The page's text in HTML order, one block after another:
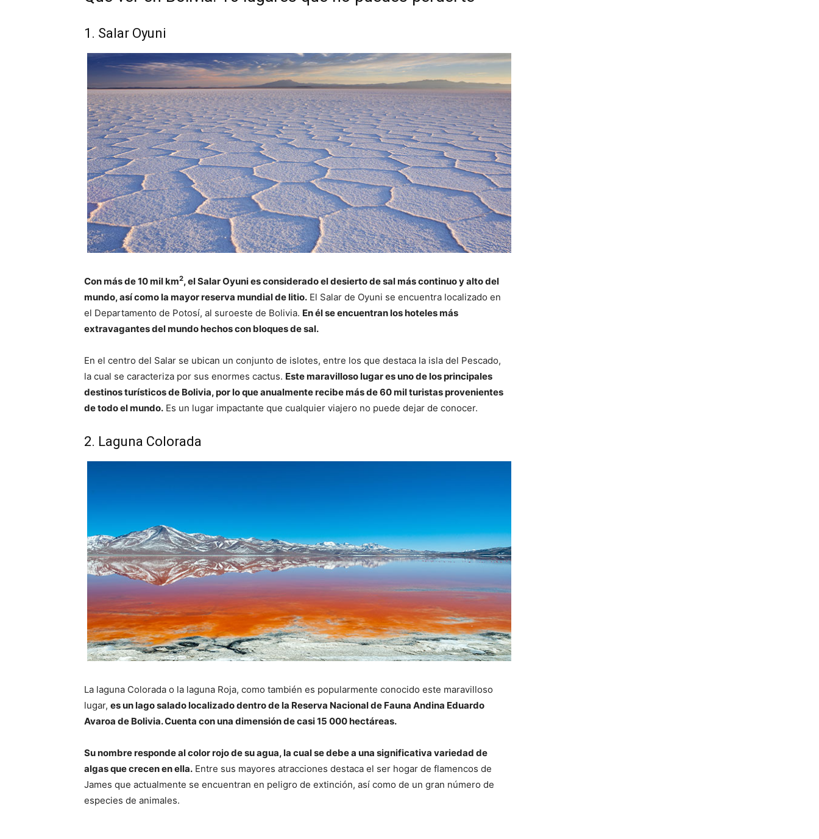
1. Salar Oyuni
Con más de 10 mil km2, el Salar Oyuni es considerado el desierto de sal más continuo y alto del
mundo, así como la mayor reserva mundial de litio. El Salar de Oyuni se encuentra localizado en
el Departamento de Potosí, al suroeste de Bolivia. En él se encuentran los hoteles más
extravagantes del mundo hechos con bloques de sal.
En el centro del Salar se ubican un conjunto de islotes, entre los que destaca la isla del Pescado,
la cual se caracteriza por sus enormes cactus. Este maravilloso lugar es uno de los principales
destinos turísticos de Bolivia, por lo que anualmente recibe más de 60 mil turistas provenientes
de todo el mundo. Es un lugar impactante que cualquier viajero no puede dejar de conocer.
2. Laguna Colorada
La laguna Colorada o la laguna Roja, como también es popularmente conocido este maravilloso
lugar, es un lago salado localizado dentro de la Reserva Nacional de Fauna Andina Eduardo
Avaroa de Bolivia. Cuenta con una dimensión de casi 15 000 hectáreas.
Su nombre responde al color rojo de su agua, la cual se debe a una significativa variedad de
algas que crecen en ella. Entre sus mayores atracciones destaca el ser hogar de flamencos de
James que actualmente se encuentran en peligro de extinción, así como de un gran número de
especies de animales.